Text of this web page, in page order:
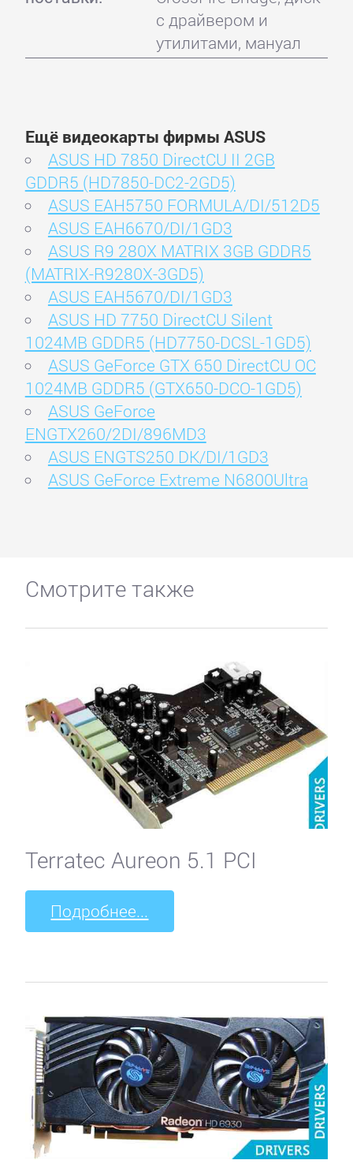
с драйвером и
утилитами, мануал
Ещё видеокарты фирмы ASUS
ASUS HD 7850 DirectCU II 2GB
GDDR5 (HD7850-DC2-2GD5)
ASUS EAH5750 FORMULA/DI/512D5
ASUS EAH6670/DI/1GD3
ASUS R9 280X MATRIX 3GB GDDR5
(MATRIX-R9280X-3GD5)
ASUS EAH5670/DI/1GD3
ASUS HD 7750 DirectCU Silent
1024MB GDDR5 (HD7750-DCSL-1GD5)
ASUS GeForce GTX 650 DirectCU OC
1024MB GDDR5 (GTX650-DCO-1GD5)
ASUS GeForce
ENGTX260/2DI/896MD3
ASUS ENGTS250 DK/DI/1GD3
ASUS GeForce Extreme N6800Ultra
Смотрите также
Terratec Aureon 5.1 PCI
Подробнее...